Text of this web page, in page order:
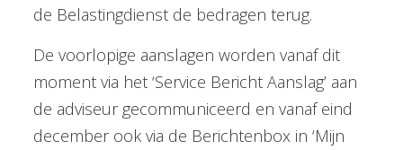
de Belastingdienst de bedragen terug.
De voorlopige aanslagen worden vanaf dit
moment via het ‘Service Bericht Aanslag’ aan
de adviseur gecommuniceerd en vanaf eind
december ook via de Berichtenbox in ‘Mijn